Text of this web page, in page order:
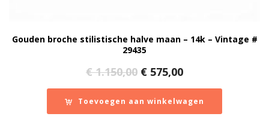
Gouden broche stilistische halve maan – 14k – Vintage #
29435
€1.150,00 Oorspronkelijke
prijs
was:
€ 1.150,00.
€ 575,00Huidige
prijs
is:
€ 575,00.
Toevoegen aan winkelwagen